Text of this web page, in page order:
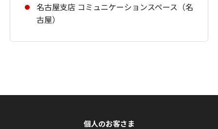
名古屋支店 コミュニケーションスペース（名
古屋）
個人のお客さま